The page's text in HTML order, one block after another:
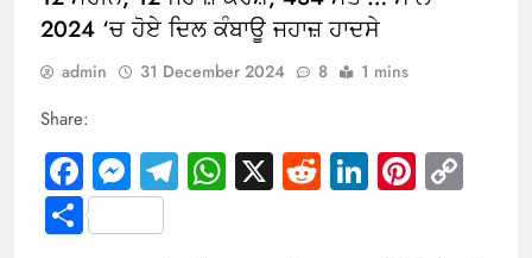
2024 ‘ਚ ਹੋਏ ਦਿਲ ਕੰਬਾਊ ਜਹਾਜ਼ ਹਾਦਸੇ
admin 31 December 2024 8 1 mins
Share:
Facebook
Messenger
Telegram
WhatsApp
X RedditLinkedIn
Share